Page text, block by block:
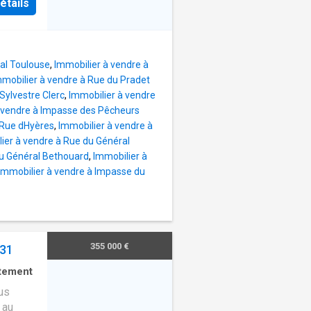
à
A
min,
à 9
et
et
à 50
Toulouse, Immobilier à vendre à
à vendre à Rue du Pradet
Clerc, Immobilier à vendre
à Impasse des Pêcheurs
dHyères, Immobilier à vendre à
à vendre à Rue du Général
Général Bethouard, Immobilier à
Immobilier à vendre à Impasse du
355 000 €